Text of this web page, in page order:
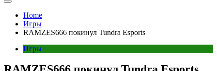
Home
Игры
RAMZES666 покинул Tundra Esports
Игры